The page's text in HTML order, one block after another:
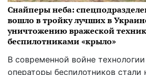
Снайперы неба:
вошло в тройку лучших в
уничтожению вражеской
беспилотниками «крыло»
В современной войне
операторы беспилотников стали